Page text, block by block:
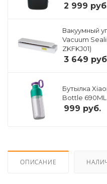
2 999
Вакуумный
Vacuum
ZKFKJ01)
3 649
Бутылка
Bottle
999 руб.
ОПИСАНИЕ